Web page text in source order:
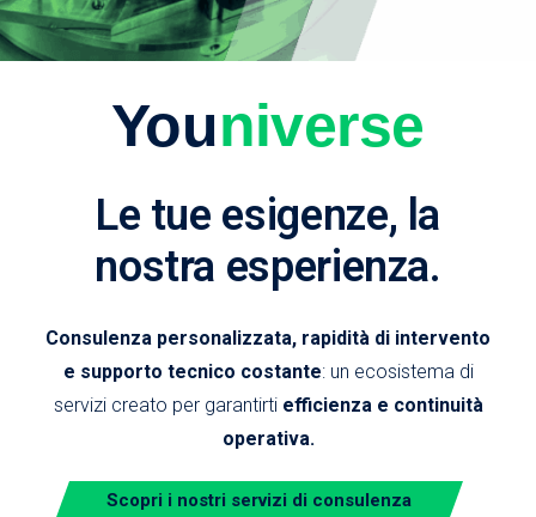
Youniverse
Le tue esigenze, la
nostra esperienza.
Consulenza personalizzata, rapidità di intervento
e supporto tecnico costante: un ecosistema di
servizi creato per garantirti efficienza e continuità
operativa.
Scopri i nostri servizi di consulenza